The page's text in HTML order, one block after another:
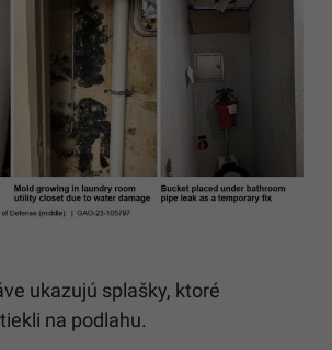
ukazujú splašky, ktoré
na podlahu.